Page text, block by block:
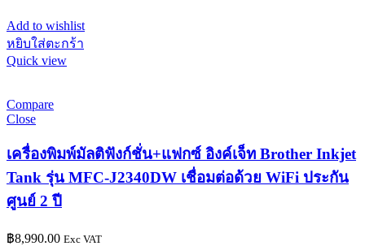
Add to wishlist
หยิบใส่ตะกร้า
Quick view
Compare
Close
เครื่องพิมพ์มัลติฟังก์ชั่น+แฟกซ์ อิงค์เจ็ท Brother Inkjet
Tank รุ่น MFC-J2340DW เชื่อมต่อด้วย WiFi ประกัน
ศูนย์ 2 ปี
฿8,990.00 Exc VAT